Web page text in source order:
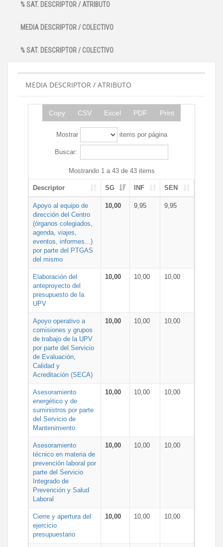
% SAT. DESCRIPTOR / ATRIBUTO
MEDIA DESCRIPTOR / COLECTIVO
% SAT. DESCRIPTOR / COLECTIVO
MEDIA DESCRIPTOR / ATRIBUTO
Copy CSV Excel PDF Print
Mostrar items por página
Buscar:
Mostrando 1 a 43 de 43 items
Descriptor SG INF SEN
Apoyo al equipo de
dirección del Centro
(órganos colegiados,
agenda, viajes,
eventos, informes...)
por parte del PTGAS
del mismo
10,00 9,95 9,95
Elaboración del
anteproyecto del
presupuesto de la
UPV
10,00 10,00 10,00
Apoyo operativo a
comisiones y grupos
de trabajo de la UPV
por parte del Servicio
de Evaluación,
Calidad y
Acreditación (SECA)
10,00 10,00 10,00
Asesoramiento
energético y de
suministros por parte
del Servicio de
Mantenimiento
10,00 10,00 10,00
Asesoramiento
técnico en materia de
prevención laboral por
parte del Servicio
Integrado de
Prevención y Salud
Laboral
10,00 10,00 10,00
Cierre y apertura del
ejercicio
presupuestario
10,00 10,00 10,00